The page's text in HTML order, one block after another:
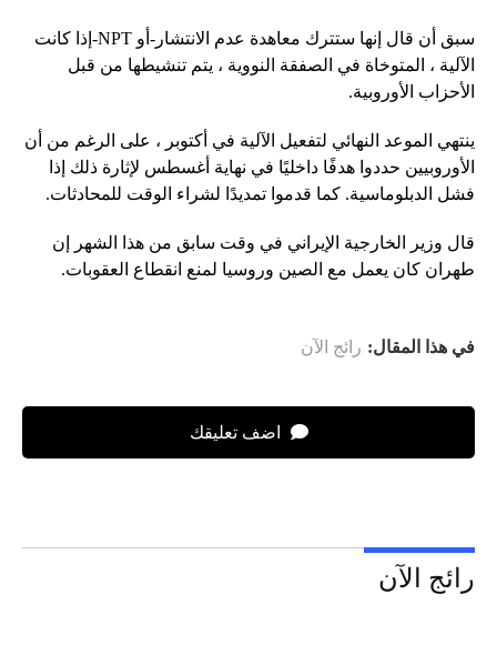
سبق أن قال إنها ستترك معاهدة عدم الانتشار-أو NPT-إذا كانت
الآلية ، المتوخاة في الصفقة النووية ، يتم تنشيطها من قبل
الأحزاب الأوروبية.
ينتهي الموعد النهائي لتفعيل الآلية في أكتوبر ، على الرغم من أن
الأوروبيين حددوا هدفًا داخليًا في نهاية أغسطس لإثارة ذلك إذا
فشل الدبلوماسية. كما قدموا تمديدًا لشراء الوقت للمحادثات.
قال وزير الخارجية الإيراني في وقت سابق من هذا الشهر إن
طهران كان يعمل مع الصين وروسيا لمنع انقطاع العقوبات.
في هذا المقال: رائج الآن
اضف تعليقك
رائج الآن